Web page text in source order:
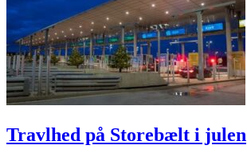
Travlhed på Storebælt i julen